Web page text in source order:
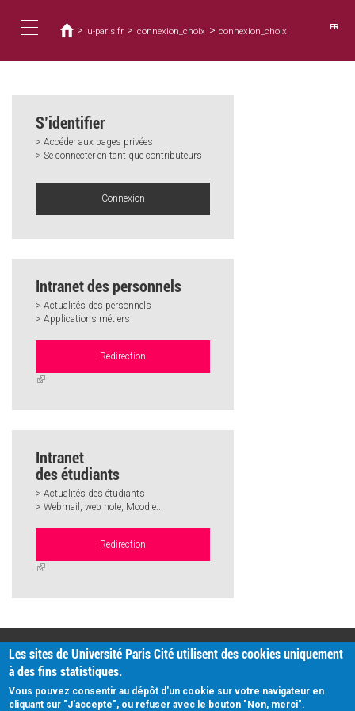
contenu
navigation
êtes
ici
> u-paris.fr > connexion_choix > connexion_choix FR
S’identifier
> Accéder aux pages privées
> Se connecter en tant que contributeurs
Connexion
Intranet des personnels
> Actualités des personnels
> Applications métiers
Redirection
(link
Intranet
des étudiants
> Actualités des étudiants
> Webmail, web note, Moodle...
Redirection
(link
PRATIQUE
Plan d'accès
Intranet
Mentions légales
Données personnelles
Les sites de Université Paris Cité utilisent des cookies uniquement
à des fins statistiques.
Vous pouvez consentir au dépôt d'un cookie sur votre navigateur en
cliquant sur "J'accepte", ou refuser avec le bouton "Non, merci".